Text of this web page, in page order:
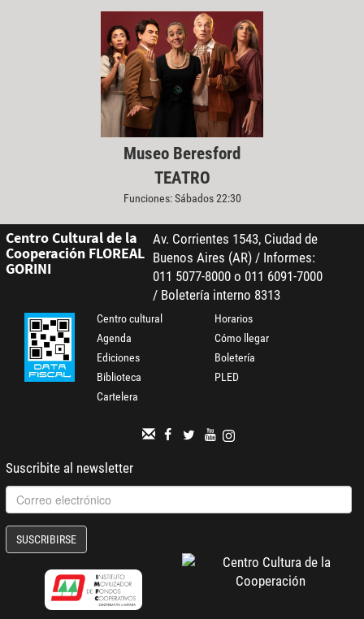
Museo Beresford
TEATRO
Funciones: Sábados 22:30
Centro Cultural de la
Cooperación FLOREAL
GORINI
Av. Corrientes 1543, Ciudad de
Buenos Aires (AR) / Informes:
011 5077-8000 o 011 6091-7000
/ Boletería interno 8313
Centro cultural
Agenda
Ediciones
Biblioteca
Cartelera
Horarios
Cómo llegar
Boletería
PLED
Suscribite al newsletter
SUSCRIBIRSE